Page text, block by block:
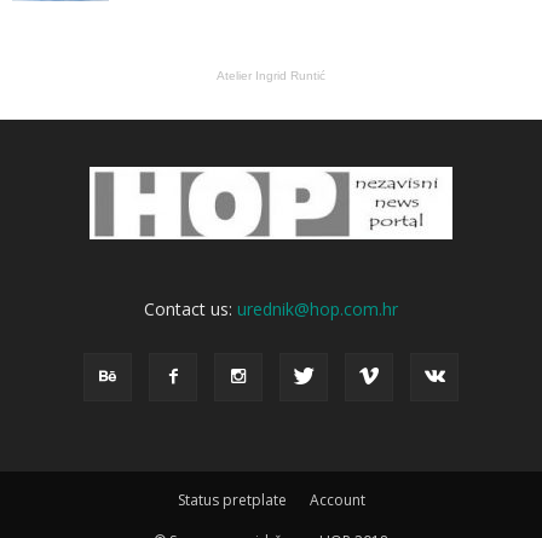
Atelier Ingrid Runtić
Contact us: urednik@hop.com.hr
Status pretplate
Account